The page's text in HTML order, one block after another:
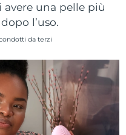
una pelle più
l’uso.
da terzi